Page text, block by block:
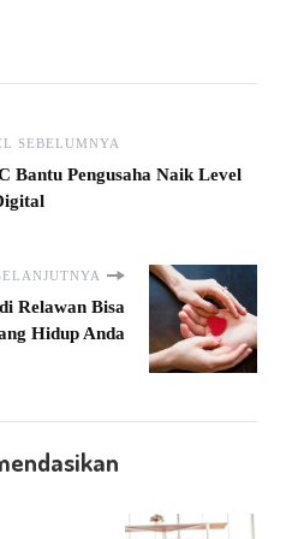
SEBELUMNYA
Bantu Pengusaha Naik Level
Relawan Bisa
Hidup Anda